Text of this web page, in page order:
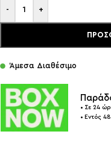
- +
Άμεσα Διαθέσιμο
• Σε 24
• Εντός